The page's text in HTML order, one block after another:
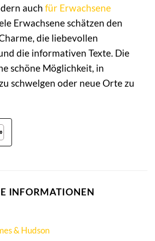
auch für Erwachsene
Erwachsene schätzen den
die liebevollen
die informativen Texte. Die
schöne Möglichkeit, in
schwelgen oder neue Orte zu
INFORMATIONEN
& Hudson